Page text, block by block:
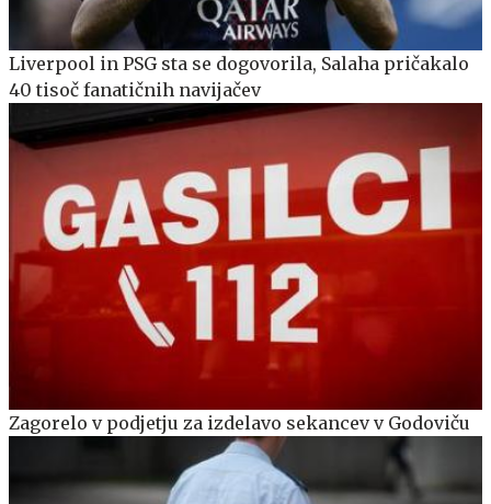
Liverpool in PSG sta se dogovorila, Salaha pričakalo
40 tisoč fanatičnih navijačev
Zagorelo v podjetju za izdelavo sekancev v Godoviču